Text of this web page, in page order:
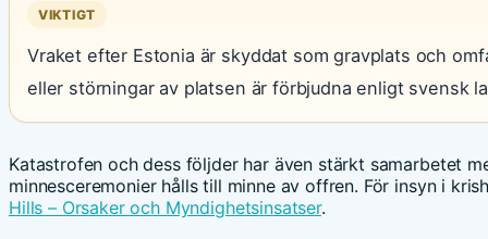
VIKTIGT
Vraket efter Estonia är skyddat som gravplats och
eller störningar av platsen är förbjudna enligt svensk
Katastrofen och dess följder har även stärkt samarbetet
minnesceremonier hålls till minne av offren. För insyn i
Hills – Orsaker och Myndighetsinsatser.